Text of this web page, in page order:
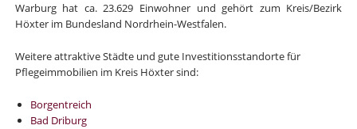
Warburg hat ca. 23.629 Einwohner und gehört zum Kreis/Bezirk
Höxter im Bundesland Nordrhein-Westfalen.
Weitere attraktive Städte und gute Investitionsstandorte für
Pflegeimmobilien im Kreis Höxter sind:
Borgentreich
Bad Driburg